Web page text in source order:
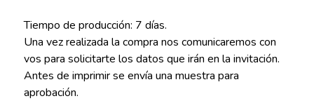
Tiempo de producción: 7 días.
Una vez realizada la compra nos comunicaremos con
vos para solicitarte los datos que irán en la invitación.
Antes de imprimir se envía una muestra para
aprobación.